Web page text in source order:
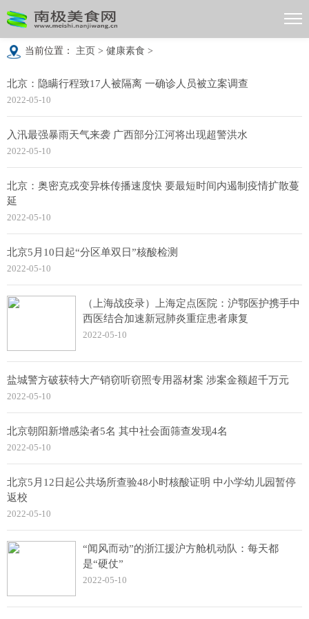
当前位置： 主页 > 健康素食 >
北京：隐瞒行程致17人被隔离 一确诊人员被立案调查
2022-05-10
入汛最强暴雨天气来袭 广西部分江河将出现超警洪水
2022-05-10
北京：奥密克戎变异株传播速度快 要最短时间内遏制疫情扩散蔓
延
2022-05-10
北京5月10日起“分区单双日”核酸检测
2022-05-10
（上海战疫录）上海定点医院：沪鄂医护携手中
西医结合加速新冠肺炎重症患者康复
2022-05-10
盐城警方破获特大产销窃听窃照专用器材案 涉案金额超千万元
2022-05-10
北京朝阳新增感染者5名 其中社会面筛查发现4名
2022-05-10
北京5月12日起公共场所查验48小时核酸证明 中小学幼儿园暂停
返校
2022-05-10
“闻风而动”的浙江援沪方舱机动队：每天都
是“硬仗”
2022-05-10